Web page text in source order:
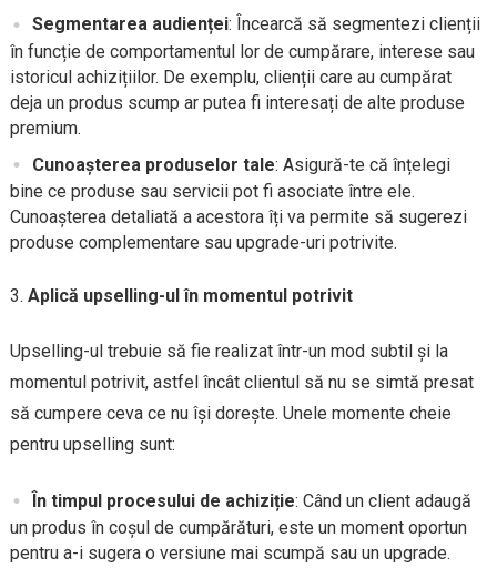
Segmentarea audienței: Încearcă să segmentezi clienții
în funcție de comportamentul lor de cumpărare, interese sau
istoricul achizițiilor. De exemplu, clienții care au cumpărat
deja un produs scump ar putea fi interesați de alte produse
premium.
Cunoașterea produselor tale: Asigură-te că înțelegi
bine ce produse sau servicii pot fi asociate între ele.
Cunoașterea detaliată a acestora îți va permite să sugerezi
produse complementare sau upgrade-uri potrivite.
Aplică upselling-ul în momentul potrivit
Upselling-ul trebuie să fie realizat într-un mod subtil și la
momentul potrivit, astfel încât clientul să nu se simtă presat
să cumpere ceva ce nu își dorește. Unele momente cheie
pentru upselling sunt:
În timpul procesului de achiziție: Când un client adaugă
un produs în coșul de cumpărături, este un moment oportun
pentru a-i sugera o versiune mai scumpă sau un upgrade.